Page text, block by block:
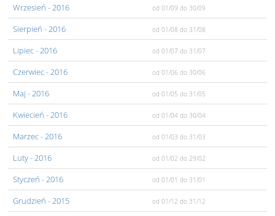
Wrzesień - 2016 od 01/09 do 30/09
Sierpień - 2016 od 01/08 do 31/08
Lipiec- 2016 od 01/07 do 31/07
Czerwiec- 2016 od 01/06 do 30/06
Maj - 2016 od 01/05 do 31/05
Kwiecień - 2016 od 01/04 do 30/04
Marzec- 2016 od 01/03 do 31/03
Luty- 2016 od 01/02 do 29/02
Styczeń - 2016 od 01/01 do 31/01
Grudzień - 2015 od 01/12 do 31/12